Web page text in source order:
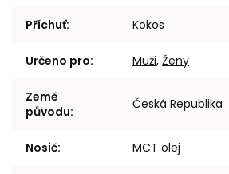
Příchuť: Kokos
Určeno pro: Muži, Ženy
Země
původu: Česká Republika
Nosič: MCT olej